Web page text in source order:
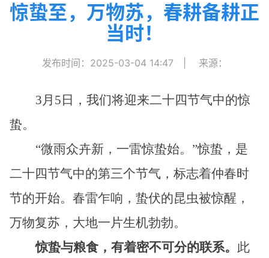
惊蛰至，万物苏，春耕备耕正
当时！
发布时间：2025-03-04 14:47 来源：
3月5日，我们将迎来二十四节气中的惊
蛰。
“微雨众卉新，一雷惊蛰始。”惊蛰，是
二十四节气中的第三个节气，标志着仲春时
节的开始。春雷乍响，蛰伏的昆虫被惊醒，
万物复苏，大地一片生机勃勃。
惊蛰与粮食，有着密不可分的联系。 此